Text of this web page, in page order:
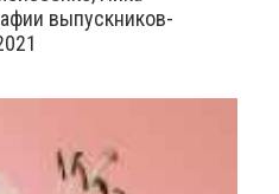
выпускников-